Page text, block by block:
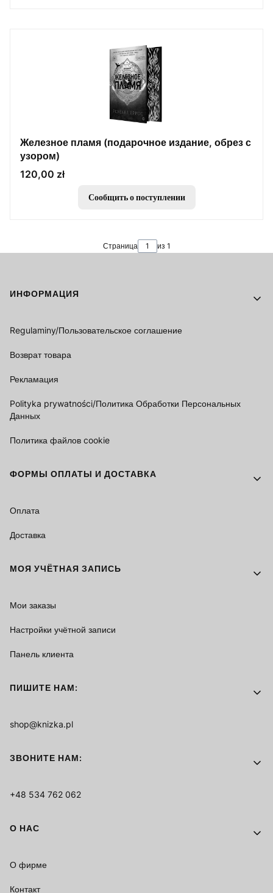
Железное пламя (подарочное издание, обрез с
узором)
Цена
120,00 zł
Сообщить о поступлении
Страница из 1
Footer menu
ИНФОРМАЦИЯ
Regulaminy/Пользовательское соглашение
Возврат товара
Рекламация
Polityka prywatności/Политика Обработки Персональных
Данных
Политика файлов cookie
ФОРМЫ ОПЛАТЫ И ДОСТАВКА
Оплата
Доставка
МОЯ УЧЁТНАЯ ЗАПИСЬ
Мои заказы
Настройки учётной записи
Панель клиента
ПИШИТЕ НАМ:
shop@knizka.pl
ЗВОНИТЕ НАМ:
+48 534 762 062
О НАС
О фирме
Контакт